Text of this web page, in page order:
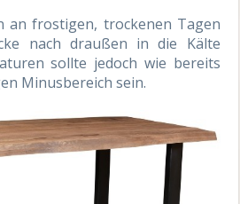
an frostigen, trockenen Tagen
nach draußen in die Kälte
sollte jedoch wie bereits
Minusbereich sein.